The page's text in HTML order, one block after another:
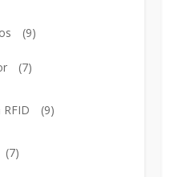
(9)
(7)
(9)
(7)